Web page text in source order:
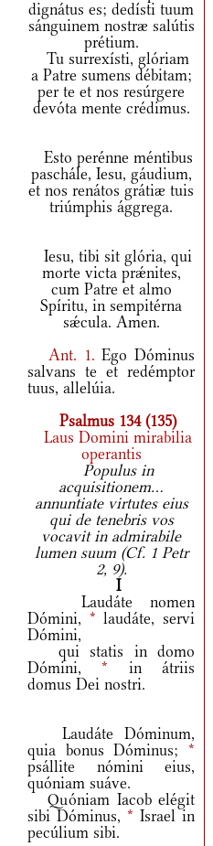
dignátus es; dedísti tuum
sánguinem nostræ salútis
prétium.
Tu surrexísti, glóriam
a Patre sumens débitam;
per te et nos resúrgere
devóta mente crédimus.
Esto perénne méntibus
paschále, Iesu, gáudium,
et nos renátos grátiæ tuis
triúmphis ággrega.
Iesu, tibi sit glória, qui
morte victa prǽnites,
cum Patre et almo
Spíritu, in sempitérna
sǽcula. Amen.
Ant. 1. Ego Dóminus
salvans te et redémptor
tuus, allelúia.
Psalmus 134 (135)
Laus Domini mirabilia
operantis
Populus in
acquisitionem...
annuntiate virtutes eius
qui de tenebris vos
vocavit in admirabile
lumen suum (Cf. 1 Petr
2, 9).
I
Laudáte nomen
Dómini, * laudáte, servi
Dómini,
qui statis in domo
Dómini,* in átriis
domus Dei nostri.
Laudáte Dóminum,
quia bonus Dóminus; *
psállite nómini eius,
quóniam suáve.
Quóniam Iacob elégit
sibi Dóminus, * Israel in
pecúlium sibi.